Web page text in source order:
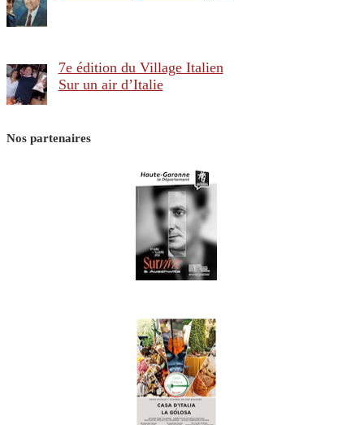
7e édition du Village Italien
Sur un air d’Italie
Nos partenaires